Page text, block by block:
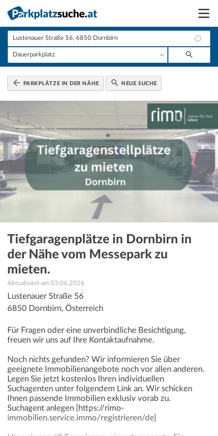
Suchen
Vermieten
Anmelden
PARKPLÄTZE IN DER NÄHE NEUE SUCHE
Tiefgaragenplätze in Dornbirn in
der Nähe vom Messepark zu
mieten.
Aktualisiert am 03.06.2026
Lustenauer Straße 56
6850 Dornbirn, Österreich
Für Fragen oder eine unverbindliche Besichtigung,
freuen wir uns auf Ihre Kontaktaufnahme.
Noch nichts gefunden? Wir informieren Sie über
geeignete Immobilienangebote noch vor allen anderen.
Legen Sie jetzt kostenlos Ihren individuellen
Suchagenten unter folgendem Link an. Wir schicken
Ihnen passende Immobilien exklusiv vorab zu.
Suchagent anlegen [https://rimo-
immobilien.service.immo/registrieren/de]